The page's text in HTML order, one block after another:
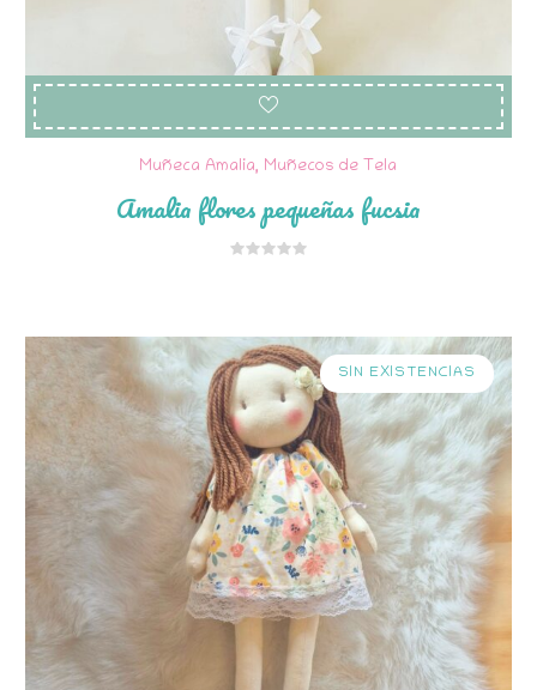
Muñeca Amalia, Muñecos de Tela
Amalia flores pequeñas fucsia
SIN EXISTENCIAS